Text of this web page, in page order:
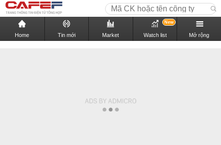
Home Tin mới Market Watch list
New
Mở rộng